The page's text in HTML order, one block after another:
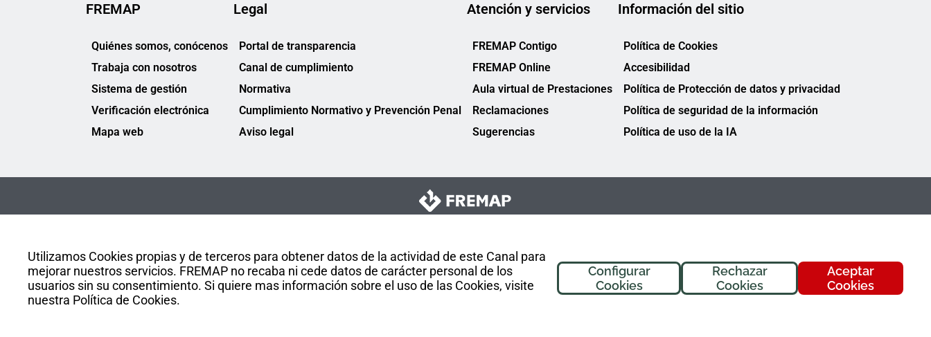
Utilizamos Cookies propias y de terceros para obtener datos de la actividad de este Canal para
mejorar nuestros servicios. FREMAP no recaba ni cede datos de carácter personal de los
usuarios sin su consentimiento. Si quiere mas información sobre el uso de las Cookies, visite
nuestra Política de Cookies.
Aceptar
Cookies
Rechazar
Cookies
Configurar
Cookies
¡Hola! Soy
, tu asistente de
FREMAP. ¿En qué puedo ayudarte
hoy?
FREMAP
Quiénes somos, conócenos
Trabaja con nosotros
Sistema de gestión
Verificación electrónica
Mapa web
Legal
Portal de transparencia
Canal de cumplimiento
Normativa
Cumplimiento Normativo y Prevención Penal
Aviso legal
Atención y servicios
FREMAP Contigo
FREMAP Online
Aula virtual de Prestaciones
Reclamaciones
Sugerencias
Información del sitio
Política de Cookies
Accesibilidad
Política de Protección de datos y privacidad
Política de seguridad de la información
Política de uso de la IA